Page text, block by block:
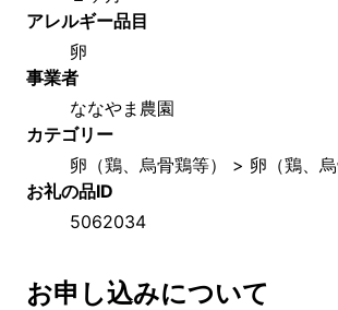
アレルギー品目
卵
事業者
ななやま農園
カテゴリー
卵（鶏、烏骨鶏等） > 卵（鶏、烏
お礼の品ID
5062034
お申し込みについて